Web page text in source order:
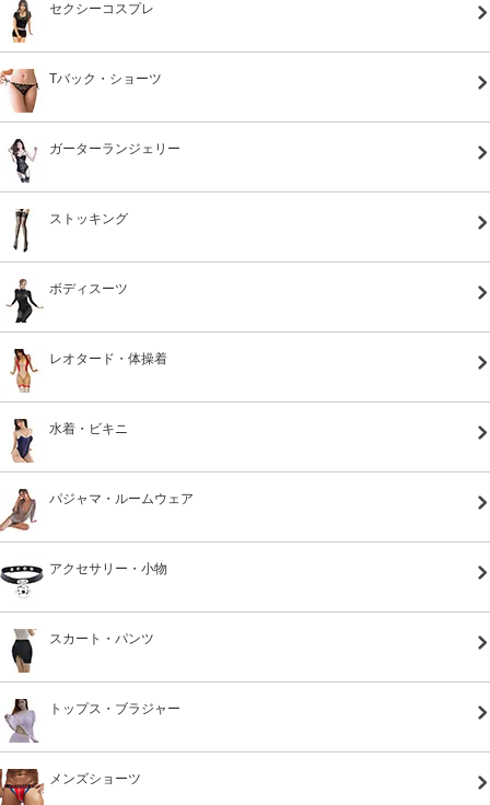
セクシーコスプレ
Tバック・ショーツ
ガーターランジェリー
ストッキング
ボディスーツ
レオタード・体操着
水着・ビキニ
パジャマ・ルームウェア
アクセサリー・小物
スカート・パンツ
トップス・ブラジャー
メンズショーツ